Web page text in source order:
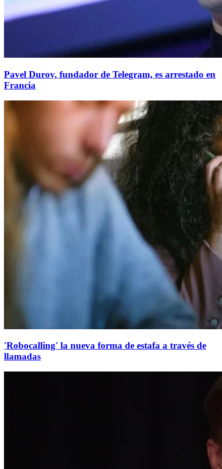
Pavel Durov, fundador de Telegram, es arrestado en
Francia
'Robocalling' la nueva forma de estafa a través de
llamadas